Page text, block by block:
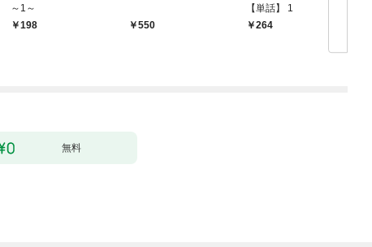
～1～
198
550
【単話】 1
264
無料